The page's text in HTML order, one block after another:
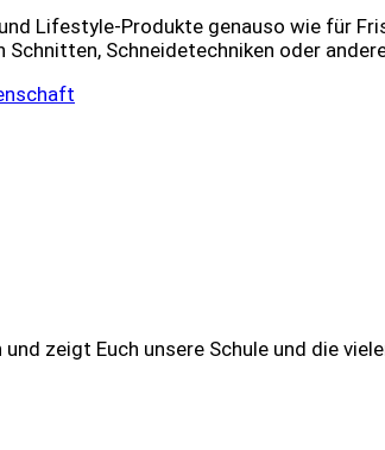
Lifestyle-Produkte genauso wie für
Schnitten, Schneidetechniken oder
zeigt Euch unsere Schule und die